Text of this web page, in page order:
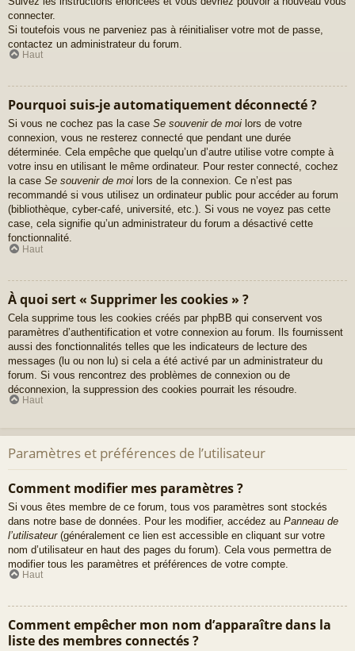
connecter.
Si toutefois vous ne parveniez pas à réinitialiser votre mot de passe,
contactez un administrateur du forum.
Haut
Pourquoi suis-je automatiquement déconnecté ?
Si vous ne cochez pas la case Se souvenir de moi lors de votre
connexion, vous ne resterez connecté que pendant une durée
déterminée. Cela empêche que quelqu’un d’autre utilise votre compte à
votre insu en utilisant le même ordinateur. Pour rester connecté, cochez
la case Se souvenir de moi lors de la connexion. Ce n’est pas
recommandé si vous utilisez un ordinateur public pour accéder au forum
(bibliothèque, cyber-café, université, etc.). Si vous ne voyez pas cette
case, cela signifie qu’un administrateur du forum a désactivé cette
fonctionnalité.
Haut
À quoi sert « Supprimer les cookies » ?
Cela supprime tous les cookies créés par phpBB qui conservent vos
paramètres d’authentification et votre connexion au forum. Ils fournissent
aussi des fonctionnalités telles que les indicateurs de lecture des
messages (lu ou non lu) si cela a été activé par un administrateur du
forum. Si vous rencontrez des problèmes de connexion ou de
déconnexion, la suppression des cookies pourrait les résoudre.
Haut
Paramètres et préférences de l’utilisateur
Comment modifier mes paramètres ?
Si vous êtes membre de ce forum, tous vos paramètres sont stockés
dans notre base de données. Pour les modifier, accédez au Panneau de
l’utilisateur(généralement ce lien est accessible en cliquant sur votre
nom d’utilisateur en haut des pages du forum). Cela vous permettra de
modifier tous les paramètres et préférences de votre compte.
Haut
Comment empêcher mon nom d’apparaître dans la
liste des membres connectés ?